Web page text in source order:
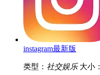
instagram最新版
类型： 社交娱乐 大小：